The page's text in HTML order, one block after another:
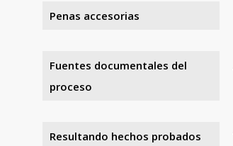
Penas accesorias
Fuentes documentales del
proceso
Resultando hechos probados